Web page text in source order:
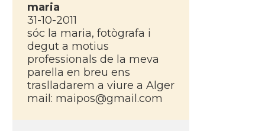
maria
31-10-2011
sóc la maria, fotògrafa i
degut a motius
professionals de la meva
parella en breu ens
traslladarem a viure a Alger
mail: maipos@gmail.com